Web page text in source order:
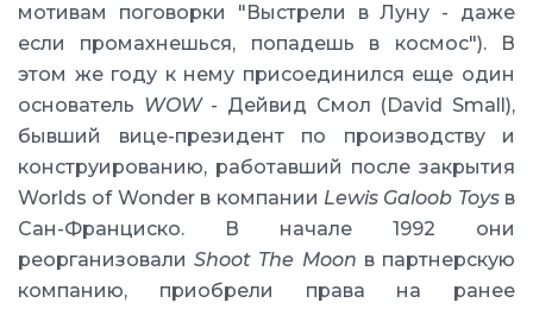
мотивам поговорки "Выстрели в Луну - даже
если промахнешься, попадешь в космос"). В
этом же году к нему присоединился еще один
основатель WOW- Дейвид Смол (David Small),
бывший вице-президент по производству и
конструированию, работавший после закрытия
Worlds of Wonder в компании Lewis Galoob Toysв
Сан-Франциско. В начале 1992 они
реорганизовалиShoot The Moon в партнерскую
компанию, приобрели права на ранее